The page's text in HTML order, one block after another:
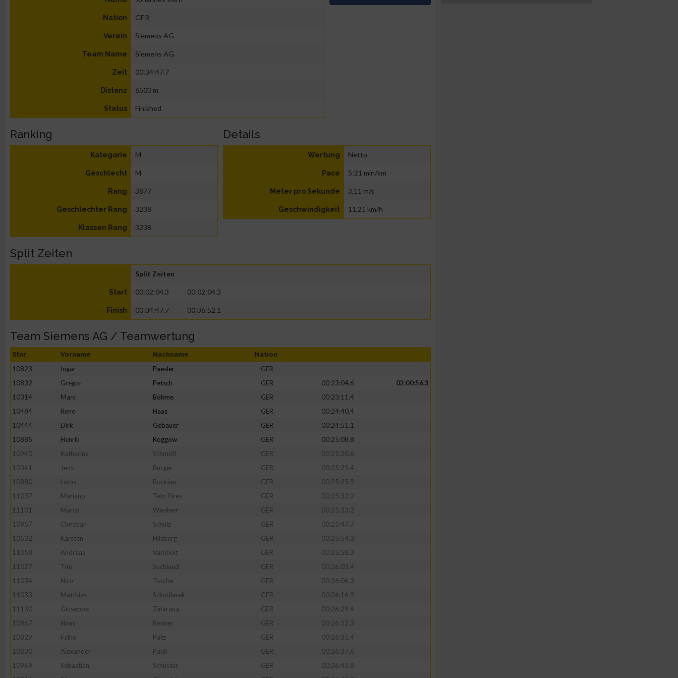
Nation GER
Verein Siemens AG
Team Name Siemens AG
Zeit 00:34:47.7
Distanz 6500 m
Status Finished
Ranking
Kategorie M
Geschlecht M
Rang 3877
Geschlechter Rang 3238
Klassen Rang 3238
Details
Wertung Netto
Pace 5:21 min/km
Meter pro Sekunde 3,11 m/s
Geschwindigkeit 11,21 km/h
Split Zeiten
Split Zeiten
Start 00:02:04.3 00:02:04.3
Finish 00:34:47.7 00:36:52.1
Team Siemens AG / Teamwertung
Stnr Vorname Nachname Nation
10823 Ingar Paesler GER
-
10832
Gregor Petsch GER 00:23:04.6
02:00:56.3
10314
Marc Böhme GER
00:23:11.4
10484
Rene Haas GER
00:24:40.4
10444
Dirk Gebauer GER
00:24:51.1
10885
Henrik Roggow GER
00:25:08.8
10940
Katharina Schmidt GER
00:25:20.6
10341
Jens Burger GER
00:25:25.4
10880
Lucas Rodrian GER
00:25:25.9
11037
Mariano Telo Pires GER
00:25:32.2
11101
Marco Wiedner GER
00:25:33.2
10957
Christian Schulz GER
00:25:47.7
10532
Karsten Hilsberg GER
00:25:54.3
11058
Andreas Varnholt GER
00:25:58.3
11027
Tim Suchland GER
00:26:03.4
11034
Nico Tasche GER
00:26:06.3
11033
Matthias Szkudlarek GER
00:26:16.9
11130
Giuseppe Zafarana GER
00:26:29.4
10867
Hans Renner GER
00:26:32.3
10829
Falko Patz GER
00:26:35.4
10830
Alexander Pauli GER
00:26:37.6
10969
Sebastian Schuster GER
00:26:43.8